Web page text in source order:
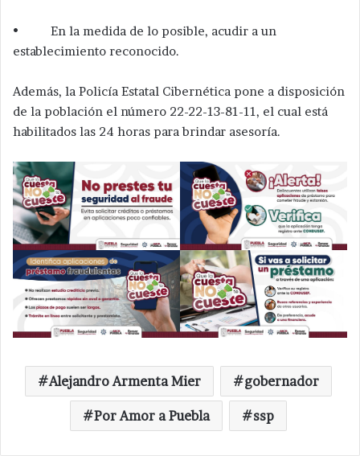
• En la medida de lo posible, acudir a un
establecimiento reconocido.
Además, la Policía Estatal Cibernética pone a disposición
de la población el número 22-22-13-81-11, el cual está
habilitados las 24 horas para brindar asesoría.
Alejandro Armenta Mier gobernador
Por Amor a Puebla ssp